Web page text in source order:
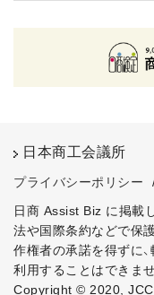
日本商工会議所
プライバシーポリシー
日商 Assist Biz に掲載
法や国際条約などで保
作権者の承諾を得ずに
利用することはできませ
Copyright © 2020,